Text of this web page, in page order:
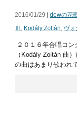
2016/01/29 | dewの花
Ⅲ , Kodály Zoltán, ヴ
２０１６年合唱コ
（Kodály Zoltán 曲
の曲はあまり歌われ